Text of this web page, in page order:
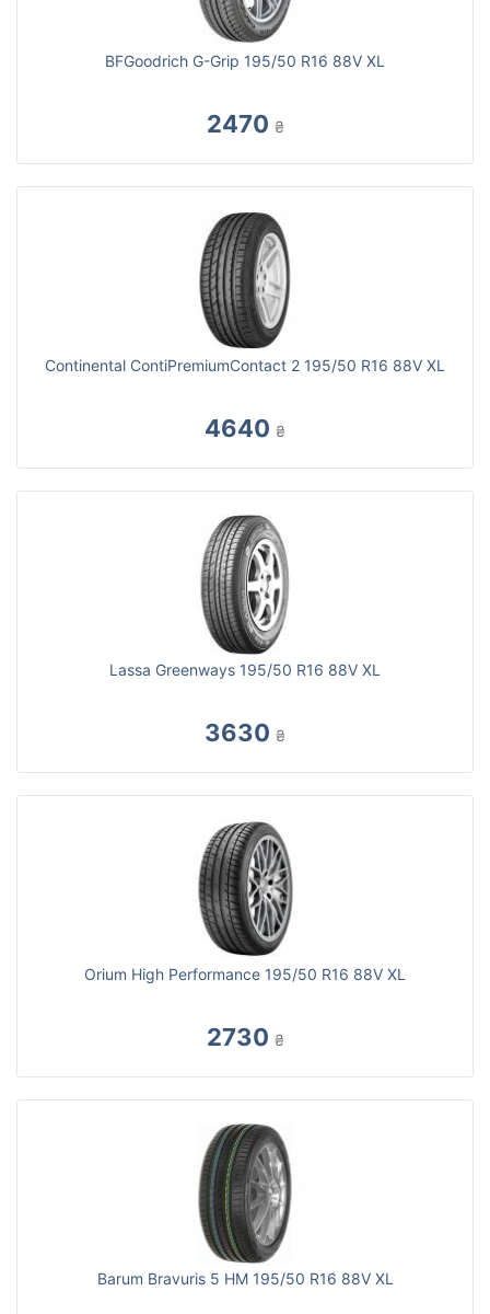
BFGoodrich G-Grip 195/50 R16 88V XL
2470 ₴
Continental ContiPremiumContact 2 195/50 R16 88V XL
4640 ₴
Lassa Greenways 195/50 R16 88V XL
3630 ₴
Orium High Performance 195/50 R16 88V XL
2730 ₴
Barum Bravuris 5 HM 195/50 R16 88V XL